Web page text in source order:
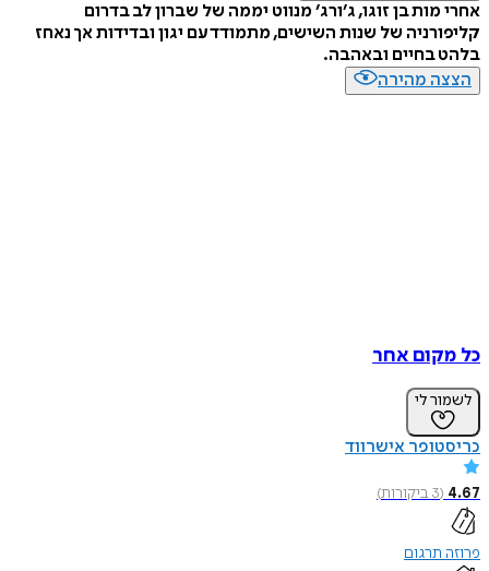
אחרי מות בן זוגו, ג׳ורג׳ מנווט יממה של שברון לב בדרום
קליפורניה של שנות השישים, מתמודד עם יגון ובדידות אך נאחז
בלהט בחיים ובאהבה.
הצצה מהירה
כל מקום אחר
לשמור לי
כריסטופר אישרווד
4.67
(
3ביקורות)
פרוזה תרגום